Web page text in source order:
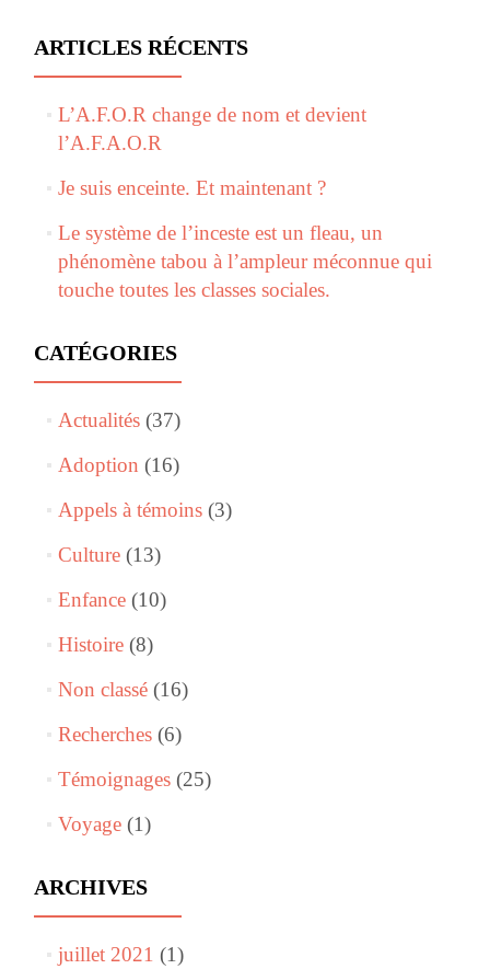
ARTICLES RÉCENTS
L’A.F.O.R change de nom et devient
l’A.F.A.O.R
Je suis enceinte. Et maintenant ?
Le système de l’inceste est un fleau, un
phénomène tabou à l’ampleur méconnue qui
touche toutes les classes sociales.
CATÉGORIES
Actualités(37)
Adoption (16)
Appels à témoins(3)
Culture(13)
Enfance(10)
Histoire(8)
Non classé(16)
Recherches(6)
Témoignages(25)
Voyage(1)
ARCHIVES
juillet 2021 (1)